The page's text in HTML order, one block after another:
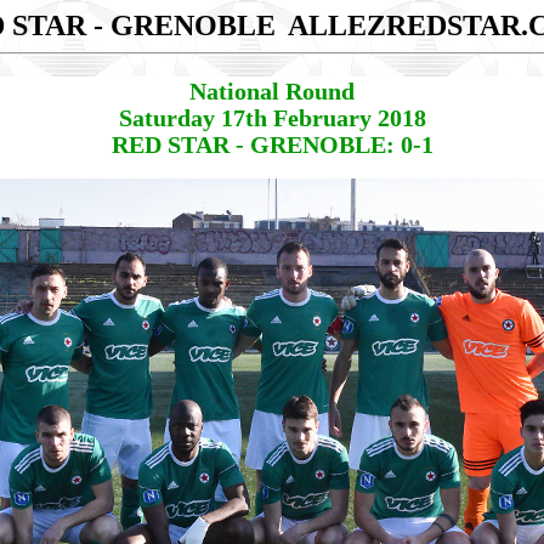
STAR - GRENOBLE
National Round
Saturday 17th February 2018
RED STAR - GRENOBLE: 0-1